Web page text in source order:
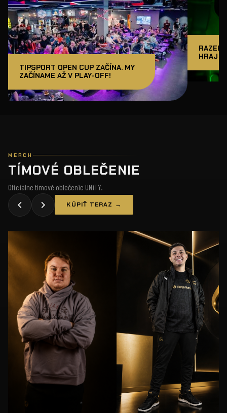
TIPSPORT OPEN CUP ZAČÍNA. MY
ZAČÍNAME AŽ V PLAY-OFF!
RAZER
HRAJ
MERCH
TÍMOVÉ OBLEČENIE
Oficiálne tímové oblečenie UNiTY.
KÚPIŤ TERAZ →